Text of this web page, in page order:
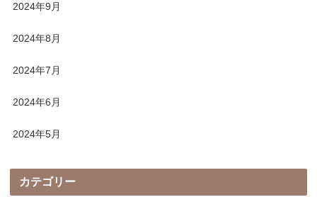
2024年9月
2024年8月
2024年7月
2024年6月
2024年5月
カテゴリー